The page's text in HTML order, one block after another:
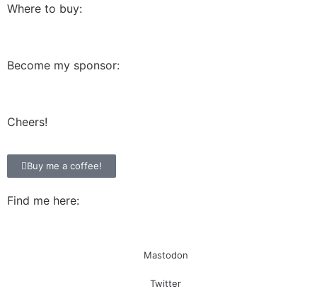
Where to buy:
Become my sponsor:
Cheers!
Buy me a coffee!
Find me here:
Mastodon
Twitter